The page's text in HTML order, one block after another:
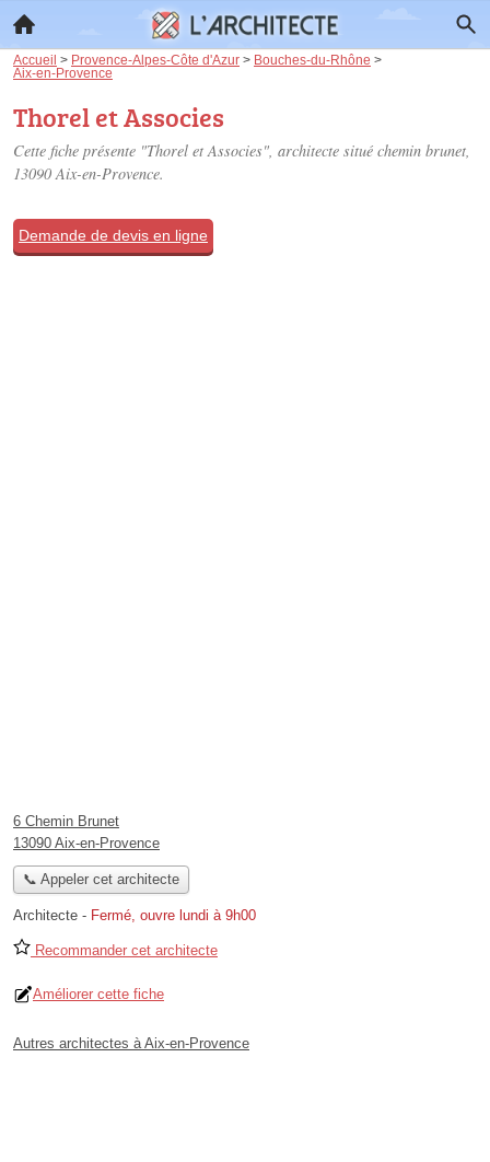
Accueil > Provence-Alpes-Côte d'Azur > Bouches-du-Rhône >
Aix-en-Provence
Thorel et Associes
Cette fiche présente "Thorel et Associes", architecte situé chemin brunet,
13090 Aix-en-Provence.
Demande de devis en ligne
6 Chemin Brunet
13090 Aix-en-Provence
📞 Appeler cet architecte
Architecte - Fermé, ouvre lundi à 9h00
Recommander cet architecte
Améliorer cette fiche
Autres architectes à Aix-en-Provence